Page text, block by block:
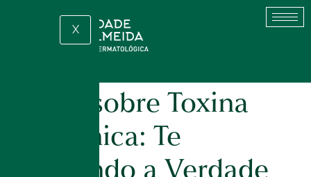
X
Mitos sobre Toxina
Botulínica: Te
Contando a Verdade